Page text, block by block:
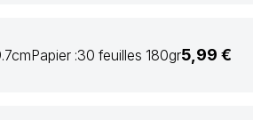
Papier :30 feuilles 180gr5,99 €